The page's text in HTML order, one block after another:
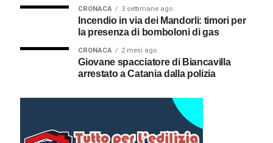
CRONACA 3 settimane ago
Incendio in via dei Mandorli: timori per
la presenza di bomboloni di gas
CRONACA 2 mesi ago
Giovane spacciatore di Biancavilla
arrestato a Catania dalla polizia